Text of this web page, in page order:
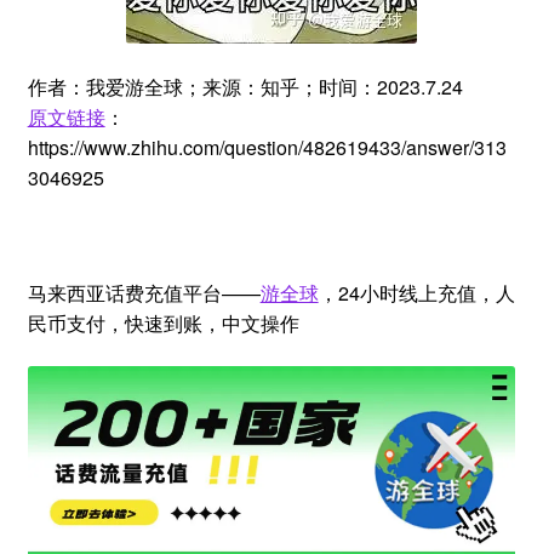
作者：我爱游全球；来源：知乎；时间：2023.7.24
原文链接：
https://www.zhihu.com/question/482619433/answer/313
3046925
马来西亚话费充值平台——游全球，24小时线上充值，人
民币支付，快速到账，中文操作